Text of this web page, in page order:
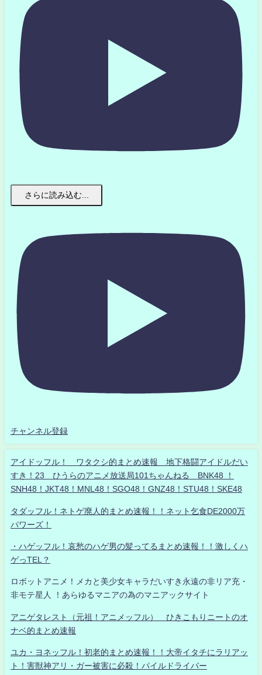
さらに読み込む...
チャンネル登録
アイドッフル！ ワタクシ的まとめ速報 地下格闘アイドルだい
すき！23 ひうらのアニメ放送局101ちゃんねる BNK48 ！
SNH48！JKT48！MNL48！SGO48！GNZ48！STU48！SKE48
タダッフル！ネトゲ廃人的まとめ速報！！ネット乞食DE2000万
パワーズ！
・ハゲッフル！哀愁のハゲ男の髪ってるまとめ速報！！激しくハ
ゲっTEL？
ロボットアニメ！メカと美少女キャラだいすき永遠の非リア充・
非モテ星人 ！あらゆるマニアの為のマニアックサイト
アニゲタレスト（元祖！アニメッフル） ひきこもりニートのオ
ナベ的まとめ速報
ユカ・ヨネッフル！初老的まとめ速報！！大帝イタチにラリアッ
ト！害獣神アリ・ガー被害に必殺！パイルドライバー